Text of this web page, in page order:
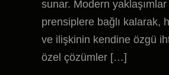
sunar. Modern
prensiplere bağlı kalarak,
ve ilişkinin kendine özgü
özel çözümler […]